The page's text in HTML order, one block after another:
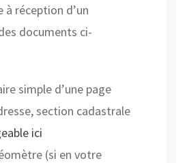
à réception d’un
documents ci-
simple d’une page
section cadastrale
ici
(si en votre